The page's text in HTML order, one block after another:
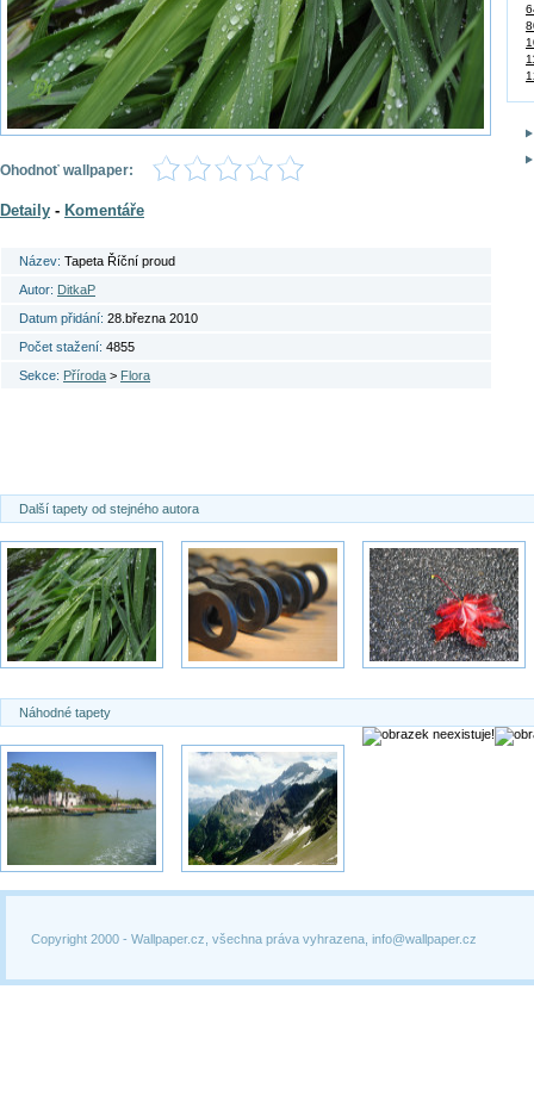
Ohodnoť wallpaper:
Detaily - Komentáře
Název: Tapeta Říční proud
Autor: DitkaP
Datum přidání: 28.března 2010
Počet stažení: 4855
Sekce: Příroda > Flora
Další tapety od stejného autora
Náhodné tapety
Copyright 2000 - Wallpaper.cz, všechna práva vyhrazena, info@wallpaper.cz